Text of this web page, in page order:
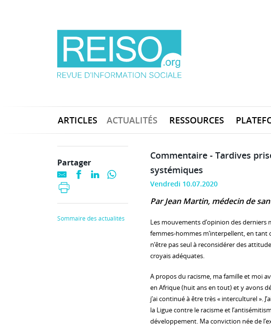
ARTICLES ACTUALITÉS RESSOURCES
Commentaire - Tardives
systémiques
Vendredi 10.07.2020
Par Jean Martin, médecin de
Les mouvements d’opinion des
femmes-hommes m’interpellent, en tant
n’être pas seul à reconsidérer des
croyais adéquates.
A propos du racisme, ma famille et moi
en Afrique (huit ans en tout) et y avons
j’ai continué à être très « interculturel ».
la Ligue contre le racisme et
développement. Ma conviction née de
Partager
Sommaire des actualités